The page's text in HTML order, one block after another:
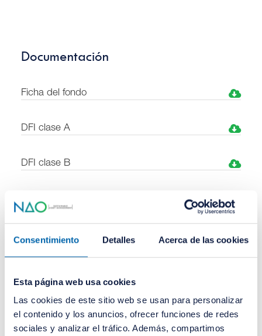
Consentimiento Detalles Acerca de las cookies
Esta página web usa cookies
Las cookies de este sitio web se usan para personalizar
el contenido y los anuncios, ofrecer funciones de redes
sociales y analizar el tráfico. Además, compartimos
Documentación
Ficha del fondo
DFI clase A
DFI clase B
Estructura de la cartera